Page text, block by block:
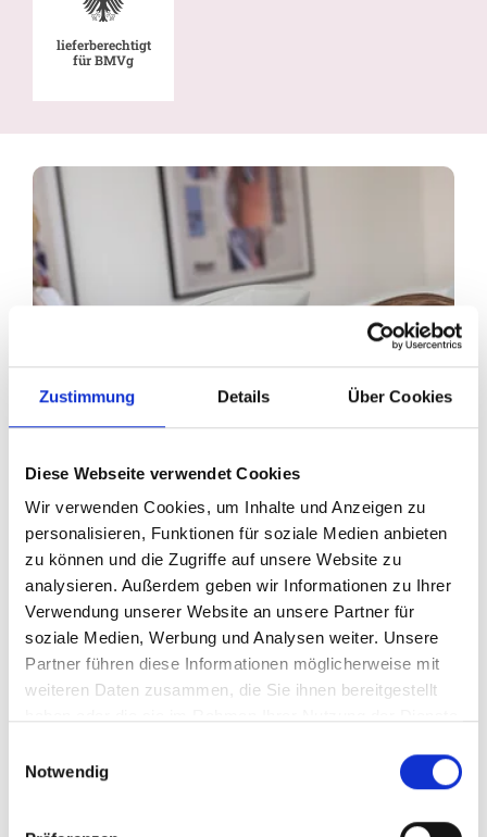
Zustimmung Details Über Cookies
Diese Webseite verwendet Cookies
Wir verwenden Cookies, um Inhalte und Anzeigen zu
personalisieren, Funktionen für soziale Medien anbieten
zu können und die Zugriffe auf unsere Website zu
analysieren. Außerdem geben wir Informationen zu Ihrer
Verwendung unserer Website an unsere Partner für
soziale Medien, Werbung und Analysen weiter. Unsere
Partner führen diese Informationen möglicherweise mit
weiteren Daten zusammen, die Sie ihnen bereitgestellt
Notwendig
lieferberechtigt
für BMVg
Ihr Partner für optimales
Sehen in Weil am Rhein
Als erster Ansprechpartner für das gute Sehen sind wir
anatomisch und ästhetisch perfekt auf Ihre
individuellen Wünsche und Bedürfnisse angepasste
Sehhilfe kümmern. Wir sind auch oft die Ersten, die